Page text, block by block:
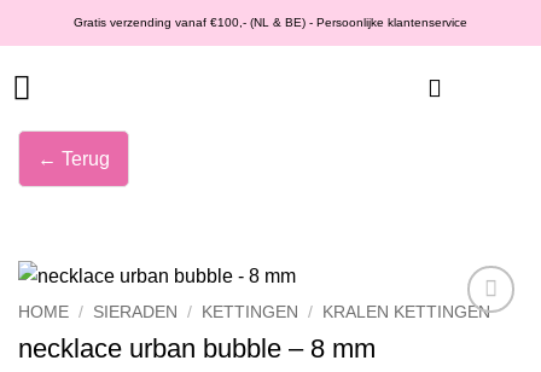
naar
inhoud
Gratis verzending vanaf €100,- (NL & BE) - Persoonlijke klantenservice
← Terug
HOME / SIERADEN / KETTINGEN / KRALEN KETTINGEN
necklace urban bubble – 8 mm